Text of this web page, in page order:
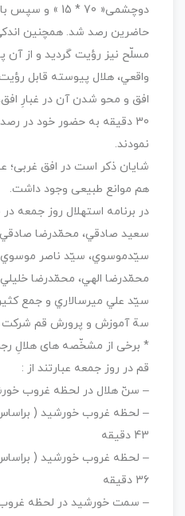
دوچشمی« 70 *
حاضرين رصد شد. همچنين
واقعي، هلال پيوسته قابل
30 دقيقه به حضور خود در
نمودند.
هم موانع طبيعی وجود داشت.
در برنامه استهلال روز جمعه
سعيد صادقي، محمّدرضا
سيّدموسوي، سيّد ناصر
محمّدرضا الهي، محمّدرضا
سيّد علي ميرسالاري و جمع
سة آموزش و پرورش قم شرکت
قم در روز جمعه عبارتند از :
– سنّ هلال در لحظه غروب خورشيد : 47 ساعت و
43 دقيقه
36 دقيقه